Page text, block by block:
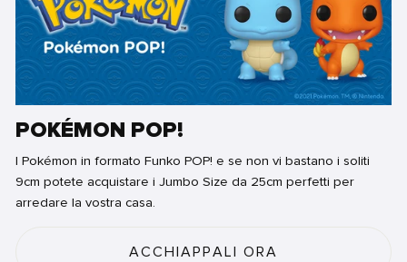
POKÉMON POP!
I Pokémon in formato Funko POP! e se non vi bastano i soliti
9cm potete acquistare i Jumbo Size da 25cm perfetti per
arredare la vostra casa.
ACCHIAPPALI ORA